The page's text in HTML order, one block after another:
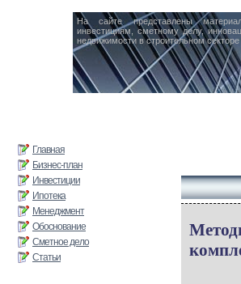
На сайте представлены
инвестициям, сметному делу,
недвижимости в строительном секторе
Главная
Бизнес-план
Инвестиции
Ипотека
Менеджмент
Обоснование
Сметное дело
Статьи